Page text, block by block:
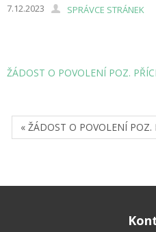
7.12.2023 SPRÁVCE STRÁNEK
ŽÁDOST O POVOLENÍ POZ.
« ŽÁDOST O POVOLENÍ